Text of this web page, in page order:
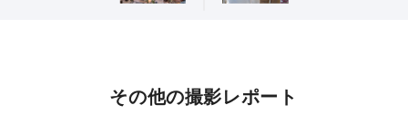
その他の撮影レポート